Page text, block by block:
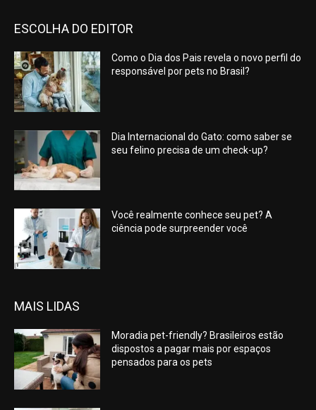
ESCOLHA DO EDITOR
Como o Dia dos Pais revela o novo perfil do
responsável por pets no Brasil?
Dia Internacional do Gato: como saber se
seu felino precisa de um check-up?
Você realmente conhece seu pet? A
ciência pode surpreender você
MAIS LIDAS
Moradia pet-friendly? Brasileiros estão
dispostos a pagar mais por espaços
pensados para os pets